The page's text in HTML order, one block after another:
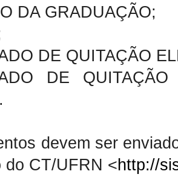
DA GRADUAÇÃO;
DE QUITAÇÃO
DE
devem ser
do CT/UFRN <http://